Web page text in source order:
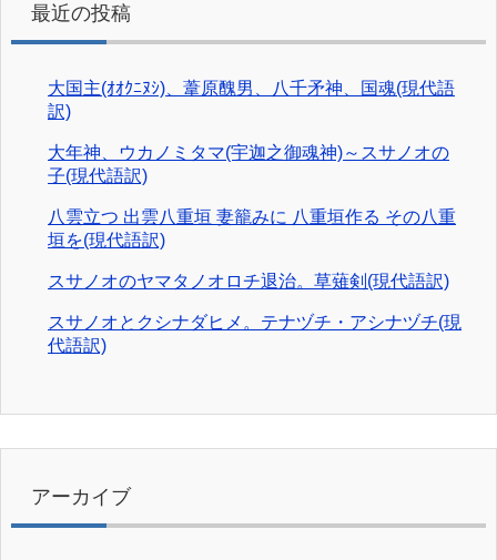
最近の投稿
大国主(ｵｵｸﾆﾇｼ)、葦原醜男、八千矛神、国魂(現代語
訳)
大年神、ウカノミタマ(宇迦之御魂神)～スサノオの
子(現代語訳)
八雲立つ 出雲八重垣 妻籠みに 八重垣作る その八重
垣を(現代語訳)
スサノオのヤマタノオロチ退治。草薙剣(現代語訳)
スサノオとクシナダヒメ。テナヅチ・アシナヅチ(現
代語訳)
アーカイブ